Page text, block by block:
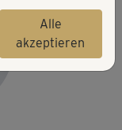
Alle
akzeptieren